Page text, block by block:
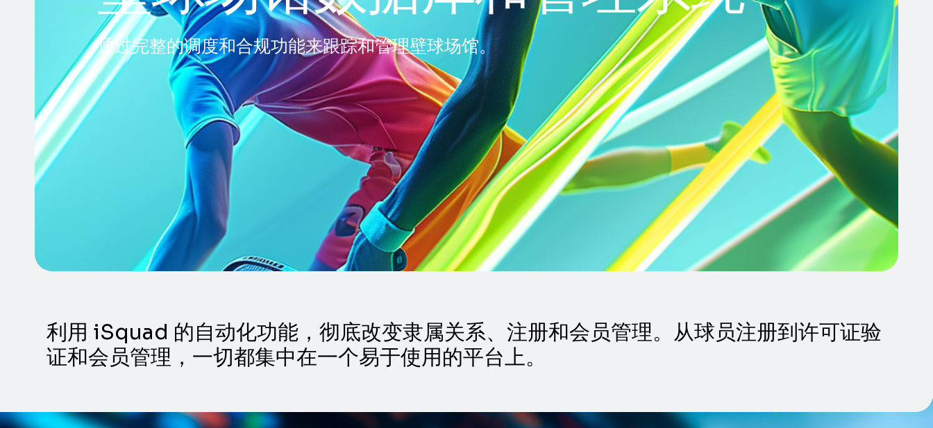
通过完整的调度和合规功能来跟踪和管理壁球场馆。
利用 iSquad 的自动化功能，彻底改变隶属关系、注册和会员管理。从球员注册到许可证验
证和会员管理，一切都集中在一个易于使用的平台上。